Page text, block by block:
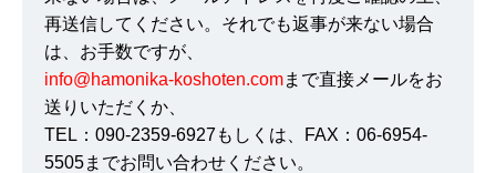
再送信してください。それでも返事が来ない場合
は、お手数ですが、
info@hamonika-koshoten.comまで直接メールをお
送りいただくか、
TEL：090-2359-6927もしくは、FAX：06-6954-
5505までお問い合わせください。